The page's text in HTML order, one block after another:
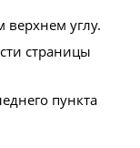
углу.
страницы
пункта